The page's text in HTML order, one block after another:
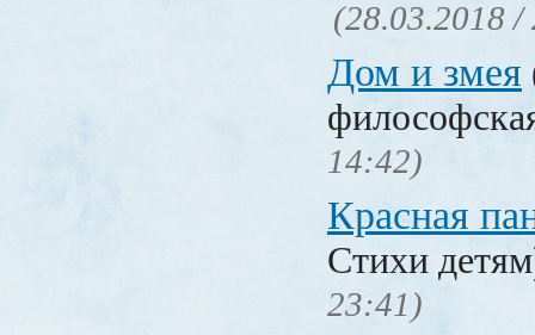
(28.03.2018 /
Дом и змея
14:42)
Красная
Стихи
23:41)